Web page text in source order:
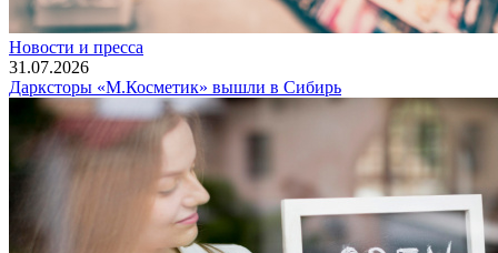
Новости и пресса
31.07.2026
Дарксторы «М.Косметик» вышли в Сибирь